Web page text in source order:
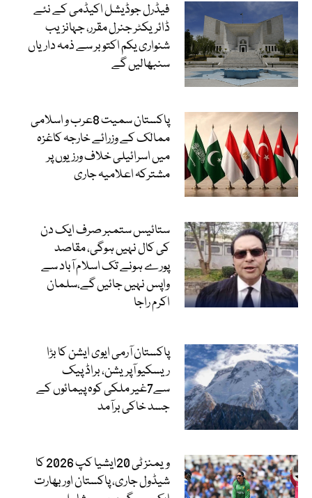
فیڈرل جوڈیشل اکیڈمی کے نئے
ڈائریکٹر جنرل مقرر، جہانزیب
شنواری یکم اکتوبر سے ذمہ داریاں
سنبھالیں گے
پاکستان سمیت 8عرب و اسلامی
ممالک کے وزرائے خارجہ کاغزہ
میں اسرائیلی خلاف ورزیوں پر
مشترکہ اعلامیہ جاری
ستائیس ستمبر صرف ایک دن
کی کال نہیں ہوگی، مقاصد
پورے ہونے تک اسلام آباد سے
واپس نہیں جائیں گے،سلمان
اکرم راجا
پاکستان آرمی ایوی ایشن کا بڑا
ریسکیو آپریشن، براڈ پیک
سے7غیر ملکی کوہ پیمائوں کے
جسد خاکی برآمد
ویمنز ٹی 20ایشیا کپ 2026 کا
شیڈول جاری، پاکستان اور بھارت